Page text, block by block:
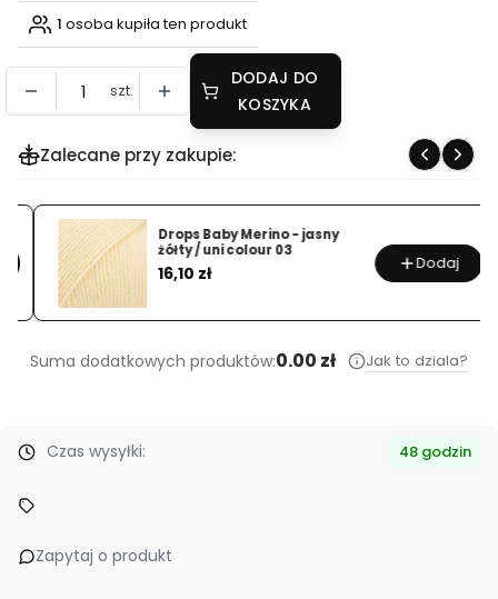
1 osoba kupiła ten produkt
szt.
DODAJ DO
KOSZYKA
Zalecane przy zakupie:
Drops Baby Merino - jasny
żółty / uni colour 03
Cena
16,10 zł Dodaj
Suma dodatkowych produktów:0.00 zł Jak to dziala?
Czas wysyłki: 48 godzin
Zapytaj o produkt